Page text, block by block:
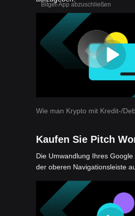
Bitget-App abzuschließen
Wie man Krypto mit Kredit-/
Kaufen Sie Pitch
Die Umwandlung Ihres
der oberen Navigationsleiste